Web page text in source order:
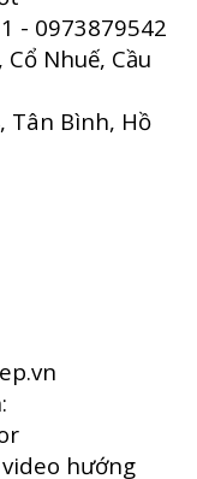
- 0973879542
Nhuế, Cầu
Tân Bình, Hồ
hướng